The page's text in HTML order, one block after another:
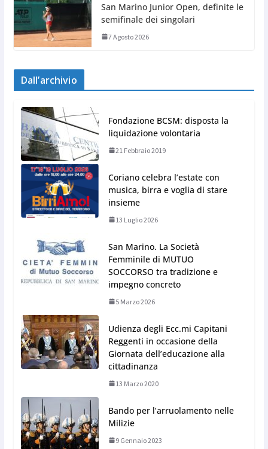
San Marino Junior Open, definite le
semifinale dei singolari
7 Agosto 2026
Dall’archivio
Fondazione BCSM: disposta la
liquidazione volontaria
21 Febbraio 2019
Coriano celebra l’estate con
musica, birra e voglia di stare
insieme
13 Luglio 2026
San Marino. La Società
Femminile di MUTUO
SOCCORSO tra tradizione e
impegno concreto
5 Marzo 2026
Udienza degli Ecc.mi Capitani
Reggenti in occasione della
Giornata dell’educazione alla
cittadinanza
13 Marzo 2020
Bando per l’arruolamento nelle
Milizie
9 Gennaio 2023